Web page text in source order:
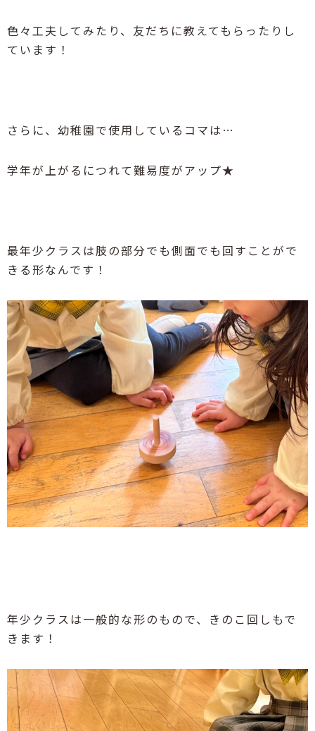
色々工夫してみたり、友だちに教えてもらったりし
ています！
さらに、幼稚園で使用しているコマは …
学年が上がるにつれて難易度がアップ★
最年少クラスは肢の部分でも側面でも回すことがで
きる形なんです！
年少クラスは一般的な形のもので、きのこ回しもで
きます！